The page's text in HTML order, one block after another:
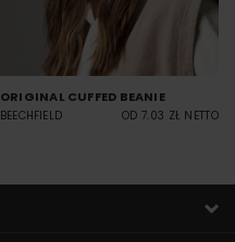
ORIGINAL CUFFED BEANIE
BEECHFIELD OD 7.03 ZŁ NETTO